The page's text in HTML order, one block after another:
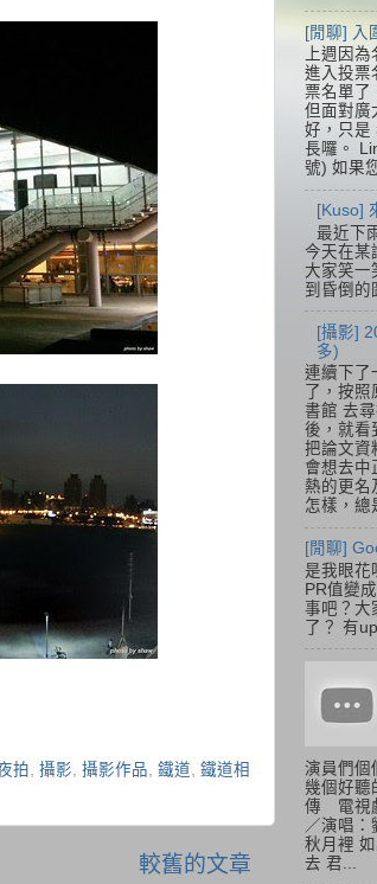
拍 攝影 攝影作品 鐵道 鐵道相
較舊的文章
[閒聊] 入
上週因
進入投票
票名單了
但面對廣
好，只是
長囉。
號) 如果
[Kuso]
最近下
今天在某
大家笑一
到昏倒
[攝影]
多)
連續下了
了，按
書館 去
後，就看
把論文資
會想去中
熱的更名
怎樣，總
[閒聊]
是我眼花
PR值變
事吧？大
了？ 有
演員們個
幾個好聽
傳 電視
／演唱
秋月裡
去 君...